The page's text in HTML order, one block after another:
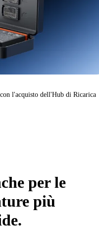
l'acquisto dell'Hub di Ricarica
per le
più